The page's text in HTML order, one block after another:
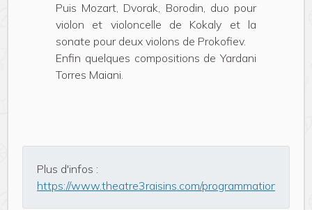
Puis Mozart, Dvorak, Borodin, duo pour
violon et violoncelle de Kokaly et la
sonate pour deux violons de Prokofiev.
Enfin quelques compositions de Yardani
Torres Maiani.
Plus d'infos :
https://www.theatre3raisins.com/programmation-